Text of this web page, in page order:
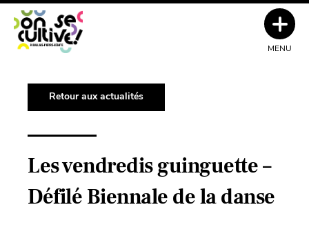
Retour aux actualités
Les vendredis guinguette –
Défilé Biennale de la danse
MENU